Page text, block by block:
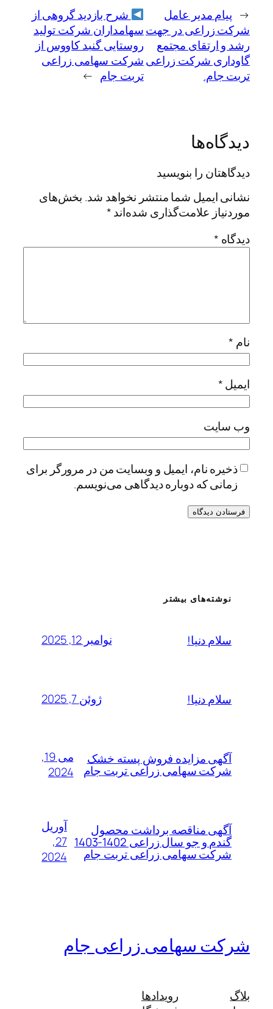
← پیام مدیر عامل
شرکت زراعی در جهت
رشد و ارتقای مجتمع
گاوداری شرکت زراعی
تربت جام.
شرح بازدید گروهی از
سهامداران شرکت تولید
روستایی گنبد کاووس از
شرکت سهامی زراعی
تربت جام →
دیدگاه‌ها
دیدگاهتان را بنویسید
نشانی ایمیل شما منتشر نخواهد شد. بخش‌های
موردنیاز علامت‌گذاری شده‌اند*
دیدگاه *
نام *
ایمیل*
وب‌ سایت
ذخیره نام، ایمیل و وبسایت من در مرورگر برای
زمانی که دوباره دیدگاهی می‌نویسم.
نوشته‌های بیشتر
سلام دنیا! نوامبر 12, 2025
سلام دنیا! ژوئن 7, 2025
آگهی مزایده فروش پسته خشک
شرکت سهامی زراعی تربت جام
می 19,
2024
آگهی مناقصه برداشت محصول
گندم و جو سال زراعی 1402-1403
شرکت سهامی زراعی تربت جام
آوریل
27,
2024
شرکت سهامی زراعی جام
بلاگ
رویدادها